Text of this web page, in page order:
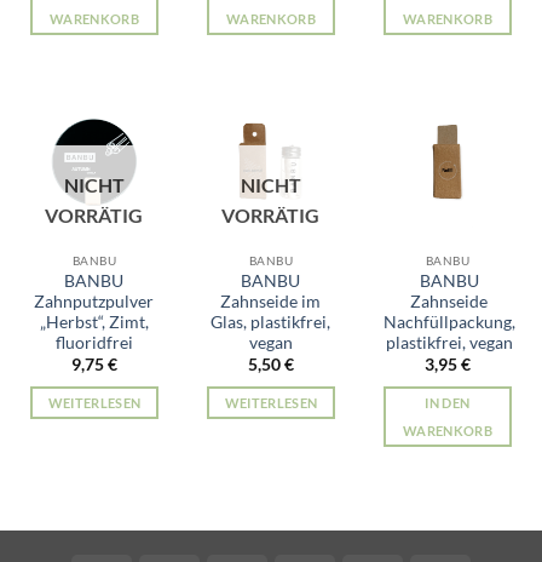
WARENKORB
WARENKORB
WARENKORB
NICHT
VORRÄTIG
BANBU
BANBU
Zahnputzpulver
„Herbst“, Zimt,
fluoridfrei
9,75€
WEITERLESEN
NICHT
VORRÄTIG
BANBU
BANBU
Zahnseide im
Glas, plastikfrei,
vegan
5,50€
WEITERLESEN
BANBU
BANBU
Zahnseide
Nachfüllpackung,
plastikfrei, vegan
3,95€
IN DEN
WARENKORB